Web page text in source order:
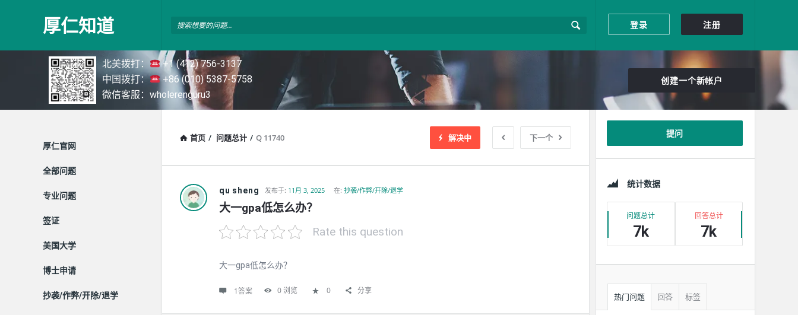
登录 注册
仁
知
道
厚仁知道
北美拨打：
+1 (412) 756-3137
中国拨打：
+86 (010) 5387-5758
微信客服：wholerenguru3
创建一个新帐户
首页 / 问题总计 / Q 11740 下一个
解决中
qu sheng 发布于: 11月 3, 2025 在:抄袭/作弊/开除/退学
大一gpa低怎么办？
Rate this question
大一gpa低怎么办？
1答案 0浏览 0 分享
提问
统计数据
问题总计
7k
回答总计
7k
热门问题 回答 标签
探
索
厚仁官网
全部问题
专业问题
签证
美国大学
博士申请
抄袭/作弊/开除/退学